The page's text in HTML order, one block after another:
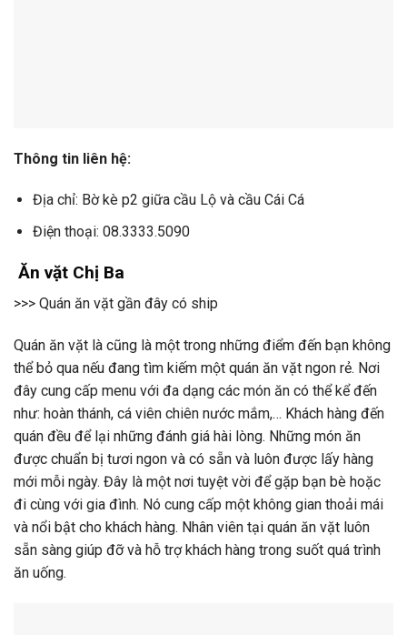
Thông tin liên hệ:
Địa chỉ: Bờ kè p2 giữa cầu Lộ và cầu Cái Cá
Điện thoại: 08.3333.5090
Ăn vặt Chị Ba
>>> Quán ăn vặt gần đây có ship
Quán ăn vặt là cũng là một trong những điểm đến bạn không
thể bỏ qua nếu đang tìm kiếm một quán ăn vặt ngon rẻ. Nơi
đây cung cấp menu với đa dạng các món ăn có thể kể đến
như: hoàn thánh, cá viên chiên nước mắm,… Khách hàng đến
quán đều để lại những đánh giá hài lòng. Những món ăn
được chuẩn bị tươi ngon và có sẵn và luôn được lấy hàng
mới mỗi ngày. Đây là một nơi tuyệt vời để gặp bạn bè hoặc
đi cùng với gia đình. Nó cung cấp một không gian thoải mái
và nổi bật cho khách hàng. Nhân viên tại quán ăn vặt luôn
sẵn sàng giúp đỡ và hỗ trợ khách hàng trong suốt quá trình
ăn uống.